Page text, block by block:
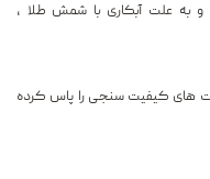
علت آبکاری با شمش طلا ،
های کیفیت سنجی را پاس کرده